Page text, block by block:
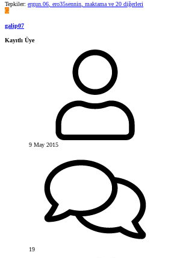
Tepkiler: ergun.06, ero35sennin, maktamave 20 diğerleri
G
galip07
Kayıtlı Üye
9 May 2015
19